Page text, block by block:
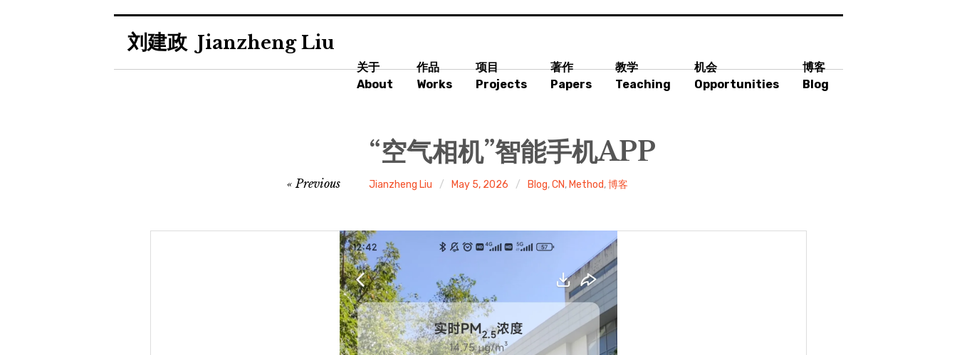
content
刘建政 Jianzheng Liu
关于
About
作品
Works
项目
Projects
著作
Papers
教学
Teaching
机会
Opportunities
博客
Blog
“空气相机”智能手机APP
Jianzheng Liu May 5, 2026 Blog,CN, Method,博客
Previous